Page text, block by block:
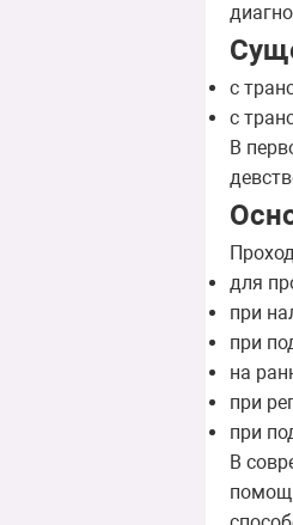
с
с
В
для
при
при
на
при
при
В